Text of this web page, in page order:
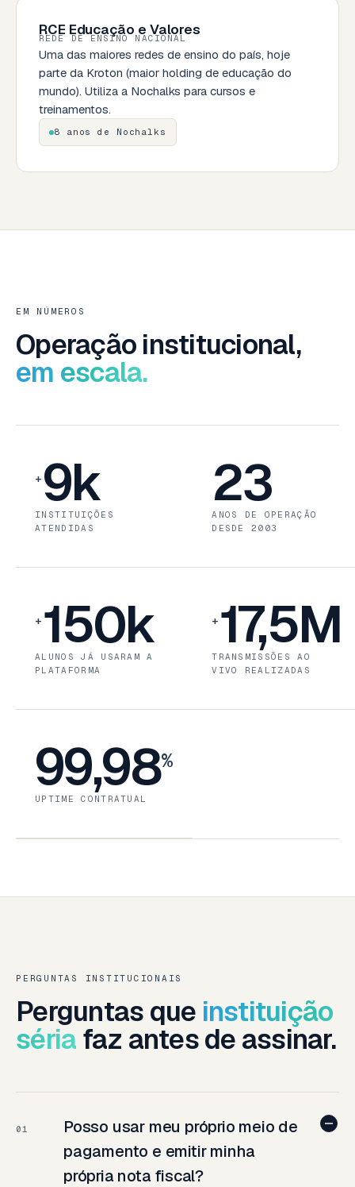
RCE Educação e Valores
REDE DE ENSINO NACIONAL
Uma das maiores redes de ensino do país, hoje
parte da Kroton (maior holding de educação do
mundo). Utiliza a Nochalks para cursos e
treinamentos.
8 anos de Nochalks
EM NÚMEROS
Operação institucional,
em escala.
+ 9k
INSTITUIÇÕES
ATENDIDAS
23
ANOS DE OPERAÇÃO
DESDE 2003
+ 150k
ALUNOS JÁ USARAM A
PLATAFORMA
+ 17,5M
TRANSMISSÕES AO
VIVO REALIZADAS
99,98%
UPTIME CONTRATUAL
PERGUNTAS INSTITUCIONAIS
Perguntas que instituição
séria faz antes de assinar.
01
Posso usar meu próprio meio de
pagamento e emitir minha
própria nota fiscal?